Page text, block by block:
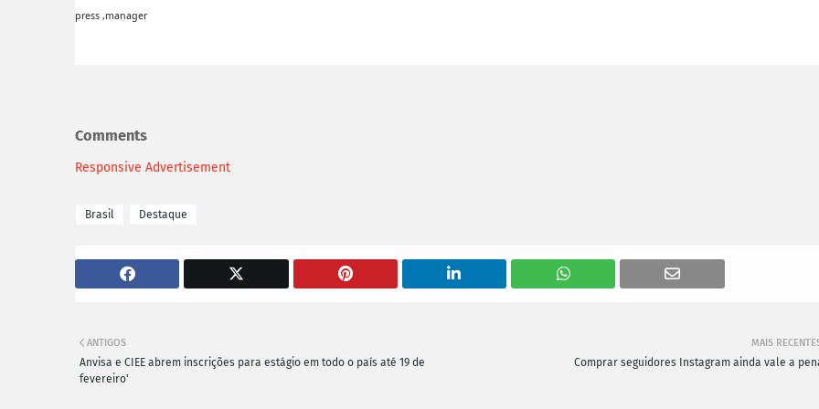
press ,manager
Comments
Responsive Advertisement
Brasil Destaque
MAIS
Comprar seguidores Instagram ainda vale a
ANTIGOS
Anvisa e CIEE abrem inscrições para estágio em todo o país até 19 de
fevereiro'